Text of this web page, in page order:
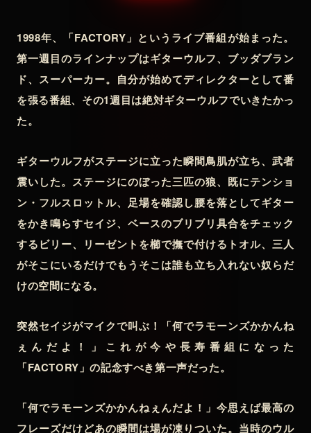
1998年、「FACTORY」というライブ番組が始まった。
第一週目のラインナップはギターウルフ、ブッダブラン
ド、スーパーカー。自分が始めてディレクターとして番
を張る番組、その1週目は絶対ギターウルフでいきたかっ
た。
ギターウルフがステージに立った瞬間鳥肌が立ち、武者
震いした。ステージにのぼった三匹の狼、既にテンショ
ン・フルスロットル、足場を確認し腰を落としてギター
をかき鳴らすセイジ、ベースのブリブリ具合をチェック
するビリー、リーゼントを櫛で撫で付けるトオル、三人
がそこにいるだけでもうそこは誰も立ち入れない奴らだ
けの空間になる。
突然セイジがマイクで叫ぶ！「何でラモーンズかかんね
ぇんだよ！」これが今や長寿番組になった
「FACTORY」の記念すべき第一声だった。
「何でラモーンズかかんねぇんだよ！」今思えば最高の
フレーズだけどあの瞬間は場が凍りついた。当時のウル